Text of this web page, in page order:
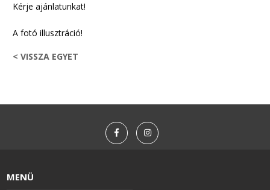
Kérje ajánlatunkat!
A fotó illusztráció!
< VISSZA EGYET
MENÜ